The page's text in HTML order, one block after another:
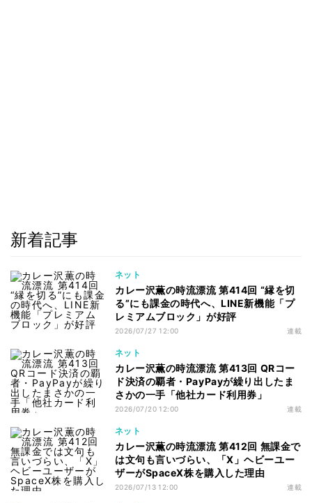
新着記事
ネット
カレー沢薫の時流漂流 第414回 “縁を切
る”にも課金の時代へ、LINE新機能「プ
レミアムブロック」が好評
2026/07/27 12:00 連載
ネット
カレー沢薫の時流漂流 第413回 QRコー
ド決済の覇者・PayPayが繰り出したま
さかの一手「他社カード利用券」
2026/07/20 12:00 連載
ネット
カレー沢薫の時流漂流 第412回 無課金で
は文句も言いづらい、「X」ヘビーユー
ザーがSpaceX株を購入した理由
2026/07/13 12:00 連載